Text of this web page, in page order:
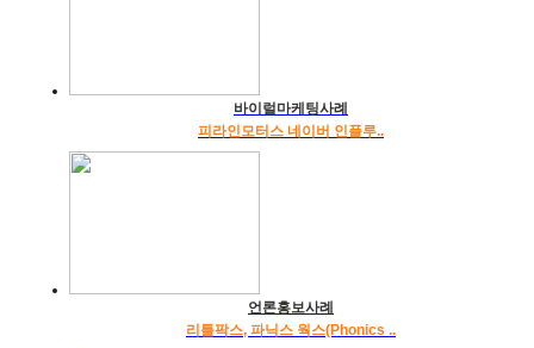
바이럴마케팅사례
피라인모터스 네이버 인플루..
언론홍보사례
리틀팍스, 파닉스 웍스(Phonics ..